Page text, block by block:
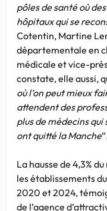
pôles de santé où
hôpitaux qui se
Cotentin, Martine
départementale en
médicale et vice-
constate, elle aussi,
où l’on peut mieux
attendent des
plus de médecins
ont quitté la Manche
La hausse de 4,3%
les établissements
2020 et 2024,
de l’agence